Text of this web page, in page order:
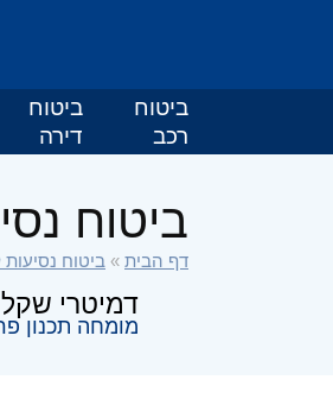
ביטוח
רכב
ביטוח
דירה
ביטוח
דף הבית » ביטוח
דמיטרי
מומחה תכנון